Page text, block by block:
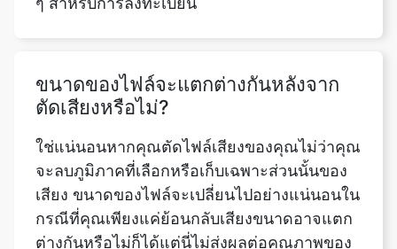
จะลบภูมิภาคที่เลือกหรือเก็บเฉพาะส่วนนั้นของ
เสียง ขนาดของไฟล์จะเปลี่ยนไปอย่างแน่นอนใน
กรณีที่คุณเพียงแค่ย้อนกลับเสียงขนาดอาจแตก
ต่างกันหรือไม่ก็ได้แต่นี่ไม่ส่งผลต่อคุณภาพของ
แทร็กเสียงสุดท้าย